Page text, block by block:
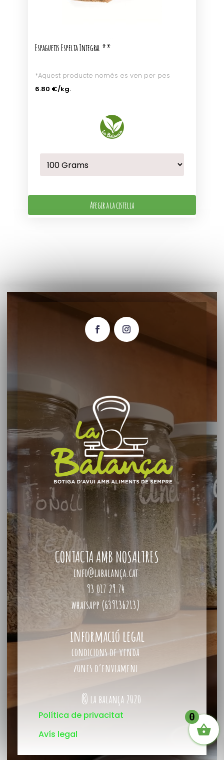
Espaguetis Espelta Integral **
*Aquest producte només es ven per pes
6.80 €/kg.
Afegir a la cistella
CONTACTA AMB NOSALTRES
info@labalança.cat
93 017 29 74
whatsapp (639136213)
informació legal
condicions de venda
zones d’enviament
® la balança 2020
Política de privacitat
Avís legal
0